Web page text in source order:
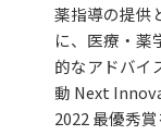
薬指導の提供
に、医療・薬
的なアドバイ
動 Next
2022 最優秀賞